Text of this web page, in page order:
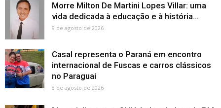
Morre Milton De Martini Lopes Villar: uma
vida dedicada à educação e à história...
9 de agosto de 2026
Casal representa o Paraná em encontro
internacional de Fuscas e carros clássicos
no Paraguai
8 de agosto de 2026